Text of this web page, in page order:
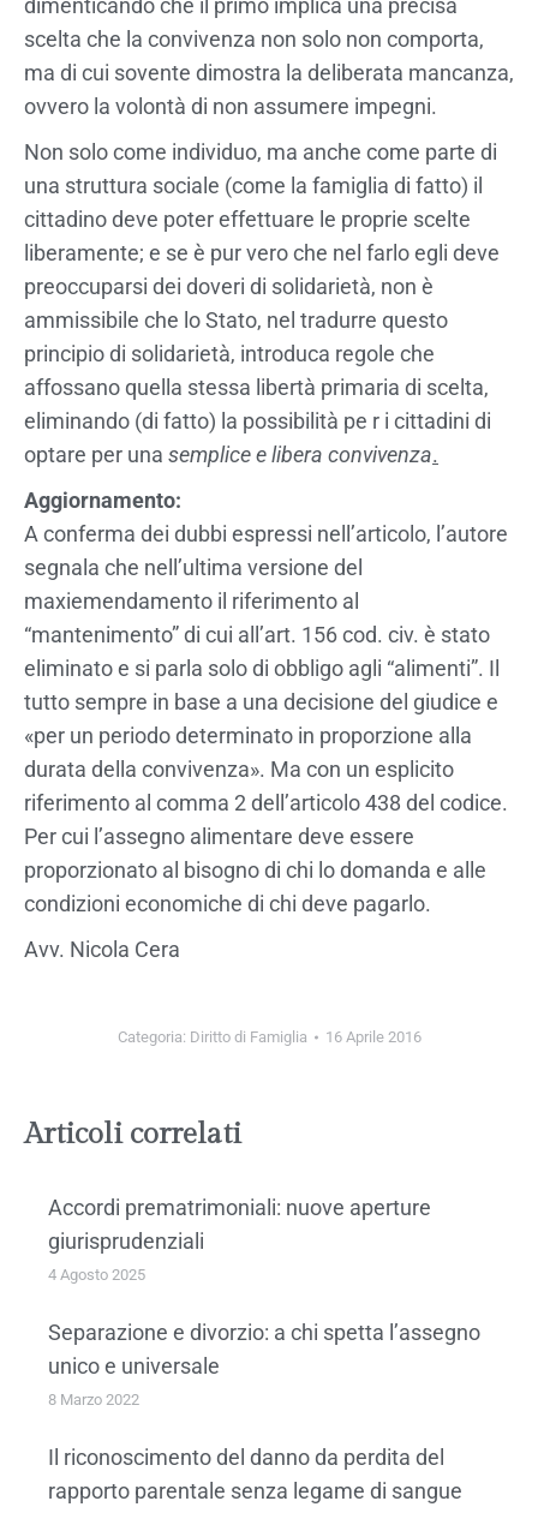
dimenticando che il primo implica una precisa
scelta che la convivenza non solo non comporta,
ma di cui sovente dimostra la deliberata mancanza,
ovvero la volontà di non assumere impegni.
Non solo come individuo, ma anche come parte di
una struttura sociale (come la famiglia di fatto) il
cittadino deve poter effettuare le proprie scelte
liberamente; e se è pur vero che nel farlo egli deve
preoccuparsi dei doveri di solidarietà, non è
ammissibile che lo Stato, nel tradurre questo
principio di solidarietà, introduca regole che
affossano quella stessa libertà primaria di scelta,
eliminando (di fatto) la possibilità pe r i cittadini di
optare per una semplicee libera convivenza.
Aggiornamento:
A conferma dei dubbi espressi nell’articolo, l’autore
segnala che nell’ultima versione del
maxiemendamento il riferimento al
“mantenimento” di cui all’art. 156 cod. civ. è stato
eliminato e si parla solo di obbligo agli “alimenti”. Il
tutto sempre in base a una decisione del giudice e
«per un periodo determinato in proporzione alla
durata della convivenza». Ma con un esplicito
riferimento al comma 2 dell’articolo 438 del codice.
Per cui l’assegno alimentare deve essere
proporzionato al bisogno di chi lo domanda e alle
condizioni economiche di chi deve pagarlo.
Avv. Nicola Cera
Categoria: Diritto di Famiglia 16 Aprile 2016
Articoli correlati
Accordi prematrimoniali: nuove aperture
giurisprudenziali
4 Agosto 2025
Separazione e divorzio: a chi spetta l’assegno
unico e universale
8 Marzo 2022
Il riconoscimento del danno da perdita del
rapporto parentale senza legame di sangue